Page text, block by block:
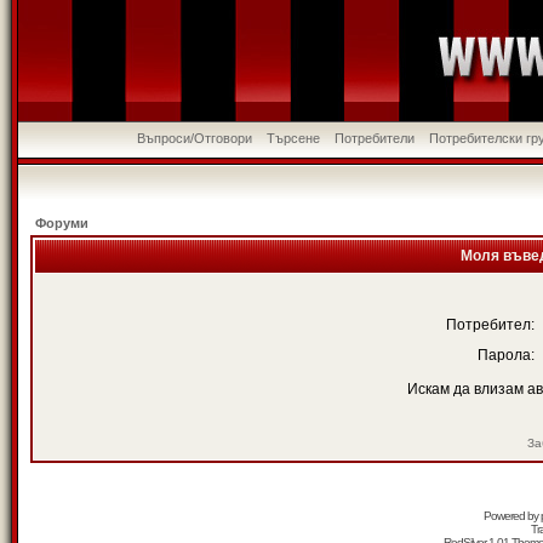
Въпроси/Отговори Търсене Потребители Потребителски
Форуми
Моля
Потребител:
Парола:
Искам да влизам
Powered by